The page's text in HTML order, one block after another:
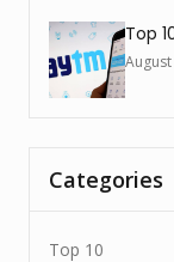
Top
Categories
Top 10